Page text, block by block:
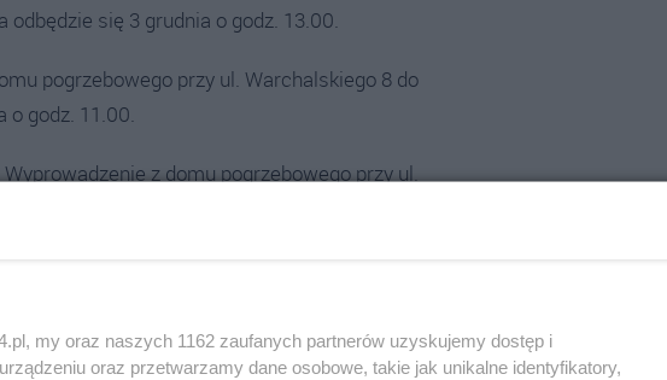
się 3 grudnia o godz. 13.00.
pogrzebowego przy ul. Warchalskiego 8 do
o godz. 11.00.
z domu pogrzebowego przy ul.
się 4 grudnia o godz. 11.45.
złożenia kondolencji rodzinie zmarłej osoby.
my oraz naszych 1162 zaufanych partnerów uzyskujemy dostęp i
oraz przetwarzamy dane osobowe, takie jak unikalne identyfikatory,